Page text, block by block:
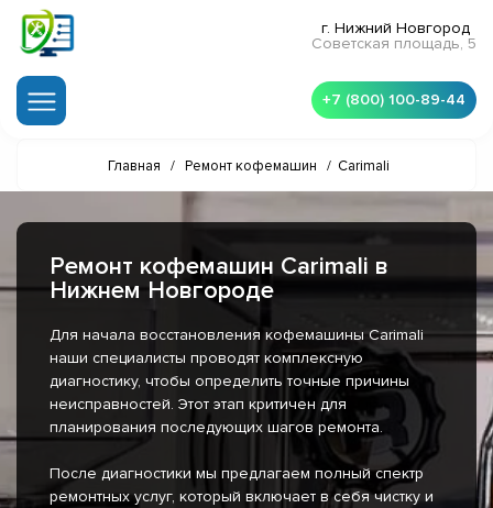
г. Нижний Новгород
Советская площадь, 5
+7 (800) 100-89-44
Главная / Ремонт кофемашин / Carimali
Ремонт кофемашин Carimali в
Нижнем Новгороде
Для начала восстановления кофемашины Carimali
наши специалисты проводят комплексную
диагностику, чтобы определить точные причины
неисправностей. Этот этап критичен для
планирования последующих шагов ремонта.
После диагностики мы предлагаем полный спектр
ремонтных услуг, который включает в себя чистку и